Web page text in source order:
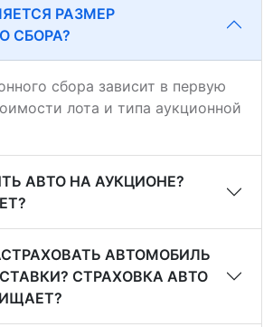
РАЗМЕР
СБОРА?
сбора зависит в первую
лота и типа аукционной
АВТО НА АУКЦИОНЕ?
АВТОМОБИЛЬ
СТРАХОВКА АВТО